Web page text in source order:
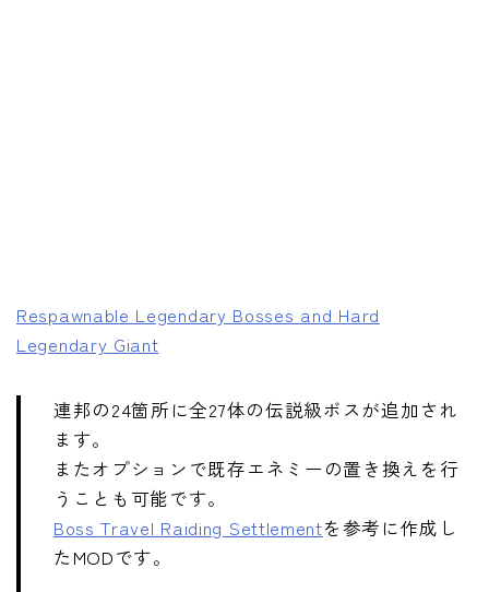
Respawnable Legendary Bosses and Hard
Legendary Giant
連邦の24箇所に全27体の伝説級ボスが追加され
ます。
またオプションで既存エネミーの置き換えを行
うことも可能です。
Boss Travel Raiding Settlementを参考に作成し
たMODです。